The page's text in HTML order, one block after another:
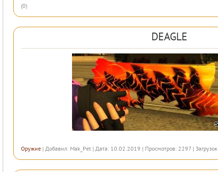
(0)
DEAGLE
Оружие | Добавил: Mak_Pet | Дата: 10.02.2019 | Просмотров: 2297 |